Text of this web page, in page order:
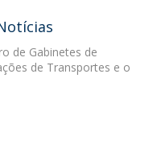
de Gabinetes de
de Transportes e o